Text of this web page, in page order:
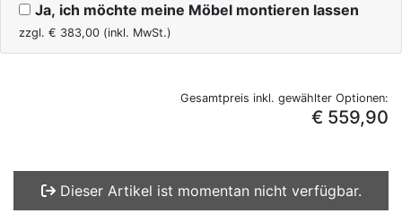
Ja, ich möchte meine Möbel montieren lassen
zzgl. € 383,00 (inkl. MwSt.)
Gesamtpreis inkl. gewählter Optionen:
€ 559,90
Dieser Artikel ist momentan nicht verfügbar.